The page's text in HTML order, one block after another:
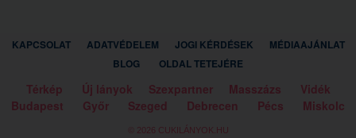
KAPCSOLAT ADATVÉDELEM JOGI KÉRDÉSEK
MÉDIAAJÁNLAT
BLOG
OLDAL TETEJÉRE
Térkép Új lányok Szexpartner Masszázs
Vidék
Budapest
Győr Szeged Debrecen Pécs Miskolc
© 2026 CUKILÁNYOK.HU